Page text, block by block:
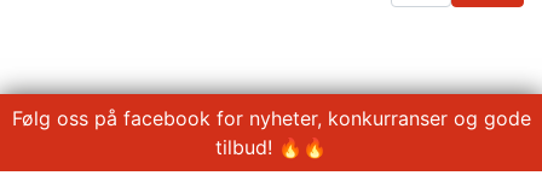
Følg oss på facebook for nyheter, konkurranser og gode
tilbud! 🔥🔥